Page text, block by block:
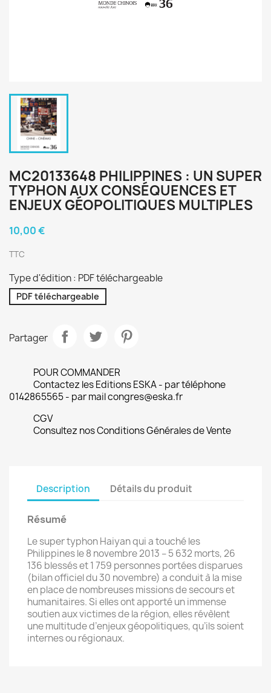
MC20133648 PHILIPPINES : UN SUPER
TYPHON AUX CONSÉQUENCES ET
ENJEUX GÉOPOLITIQUES MULTIPLES
10,00 €
TTC
Type d'édition : PDF téléchargeable
PDF téléchargeable
Partager
POUR COMMANDER
Contactez les Editions ESKA - par téléphone
0142865565 - par mail congres@eska.fr
CGV
Consultez nos Conditions Générales de Vente
Description Détails du produit
Résumé
Le super typhon Haiyan qui a touché les
Philippines le 8 novembre 2013 – 5 632 morts, 26
136 blessés et 1 759 personnes portées disparues
(bilan officiel du 30 novembre) a conduit à la mise
en place de nombreuses missions de secours et
humanitaires. Si elles ont apporté un immense
soutien aux victimes de la région, elles révèlent
une multitude d’enjeux géopolitiques, qu’ils soient
internes ou régionaux.